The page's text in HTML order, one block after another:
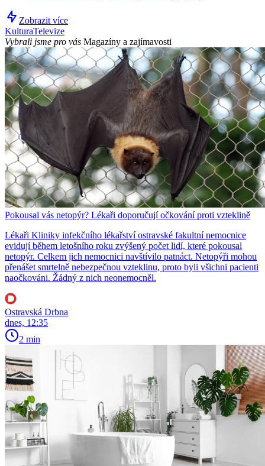
Zobrazit více
KulturaTelevize
Vybrali jsme pro vás Magazíny a zajímavosti
Pokousal vás netopýr? Lékaři doporučují očkování proti vzteklině
Lékaři Kliniky infekčního lékařství ostravské fakultní nemocnice
evidují během letošního roku zvýšený počet lidí, které pokousal
netopýr. Celkem jich nemocnici navštívilo patnáct. Netopýři mohou
přenášet smrtelně nebezpečnou vzteklinu, proto byli všichni pacienti
naočkováni. Žádný z nich neonemocněl.
Ostravská Drbna
dnes, 12:35
2 min